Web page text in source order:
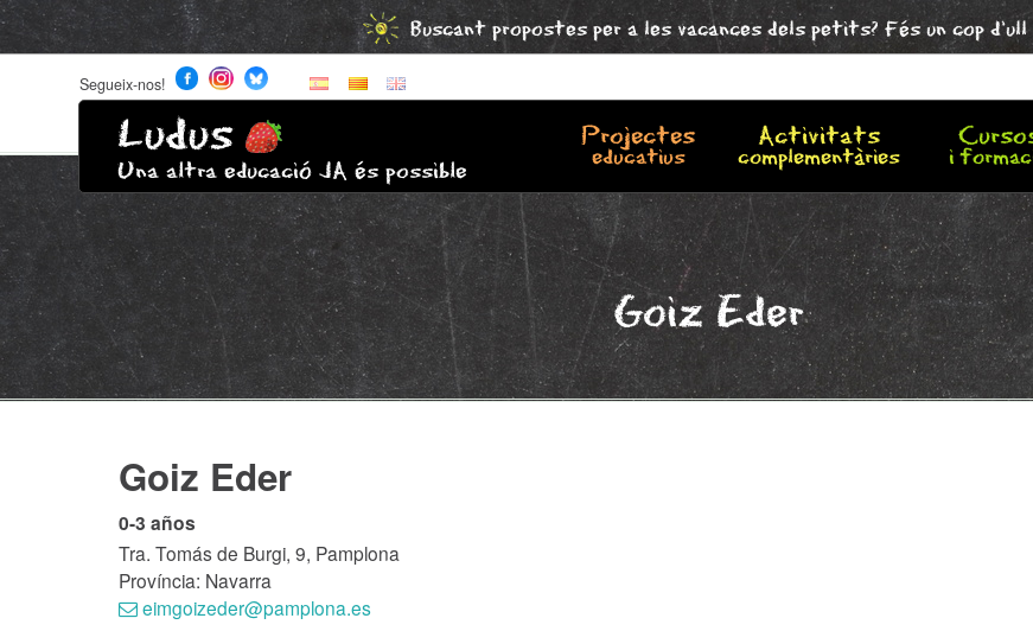
Buscant propostes per a les vacances dels petits? Fés un cop
Segueix-nos!
Ludus
Una altra educació JA és possible
Projectes
educatius
Activitats
complementàries i
Goiz Eder
Goiz Eder
0-3 años
Tra. Tomás de Burgi, 9, Pamplona
Província: Navarra
eimgoizeder@pamplona.es